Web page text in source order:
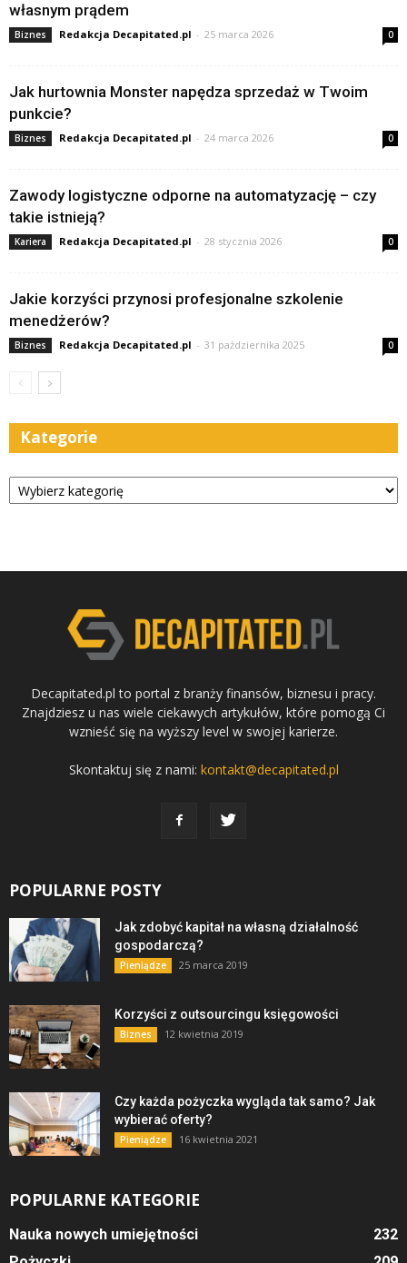
własnym prądem
Biznes Redakcja Decapitated.pl - 25 marca 2026 0
Jak hurtownia Monster napędza sprzedaż w Twoim
punkcie?
Biznes Redakcja Decapitated.pl - 24 marca 2026 0
Zawody logistyczne odporne na automatyzację – czy
takie istnieją?
Kariera Redakcja Decapitated.pl - 28 stycznia 2026 0
Jakie korzyści przynosi profesjonalne szkolenie
menedżerów?
Biznes Redakcja Decapitated.pl - 31 października 2025 0
Kategorie
Kategorie
Decapitated.pl to portal z branży finansów, biznesu i pracy.
Znajdziesz u nas wiele ciekawych artykułów, które pomogą Ci
wznieść się na wyższy level w swojej karierze.
Skontaktuj się z nami: kontakt@decapitated.pl
POPULARNE POSTY
Jak zdobyć kapitał na własną działalność
gospodarczą?
Pieniądze 25 marca 2019
Korzyści z outsourcingu księgowości
Biznes 12 kwietnia 2019
Czy każda pożyczka wygląda tak samo? Jak
wybierać oferty?
Pieniądze 16 kwietnia 2021
POPULARNE KATEGORIE
Nauka nowych umiejętności
232